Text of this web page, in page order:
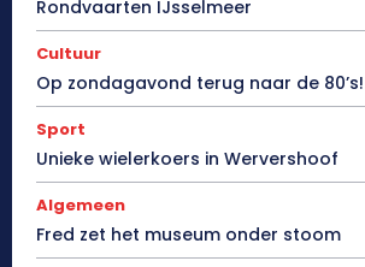
Rondvaarten IJsselmeer
Cultuur
Op zondagavond terug naar de 80’s!
Sport
Unieke wielerkoers in Wervershoof
Algemeen
Fred zet het museum onder stoom